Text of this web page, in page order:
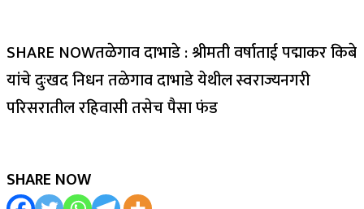
SHARE NOWतळेगाव दाभाडे : श्रीमती वर्षाताई पद्माकर किबे
यांचे दुःखद निधन तळेगाव दाभाडे येथील स्वराज्यनगरी
परिसरातील रहिवासी तसेच पैसा फंड
SHARE NOW